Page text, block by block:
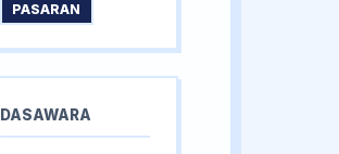
PASARAN
DASAWARA